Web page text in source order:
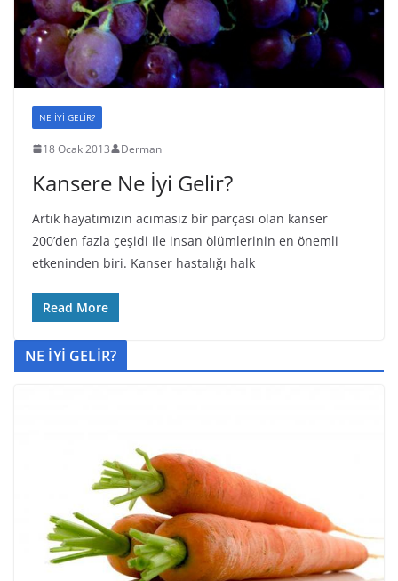
NE İYİ GELİR?
18 Ocak 2013 Derman
Kansere Ne İyi Gelir?
Artık hayatımızın acımasız bir parçası olan kanser
200’den fazla çeşidi ile insan ölümlerinin en önemli
etkeninden biri. Kanser hastalığı halk
Read More
NE İYİ GELİR?